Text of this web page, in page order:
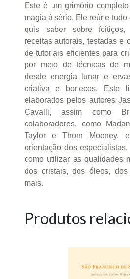
Este é um grimório
magia à sério. Ele reúne tudo
quis saber sobre
receitas autorais, testadas e
de tutoriais eficientes para
por meio de técnicas de
desde energia lunar e
criativa e bonecos. Este
elaborados pelos autores
Cavalli, assim como
colaboradores, como
Taylor e Thorn Mooney,
orientação dos
como utilizar as qualidades
dos cristais, dos óleos,
mais.
Produtos